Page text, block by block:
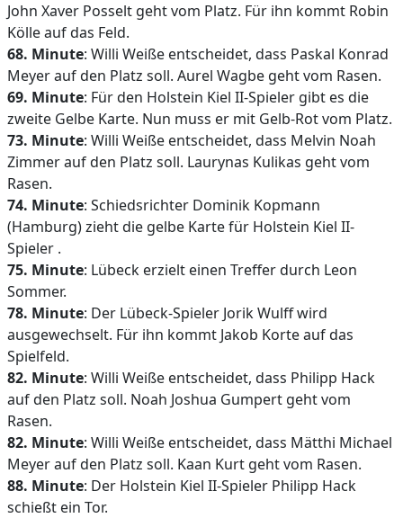
John Xaver Posselt geht vom Platz. Für ihn kommt Robin
Kölle auf das Feld.
68. Minute: Willi Weiße entscheidet, dass Paskal Konrad
Meyer auf den Platz soll. Aurel Wagbe geht vom Rasen.
69. Minute: Für den Holstein Kiel II-Spieler gibt es die
zweite Gelbe Karte. Nun muss er mit Gelb-Rot vom Platz.
73. Minute: Willi Weiße entscheidet, dass Melvin Noah
Zimmer auf den Platz soll. Laurynas Kulikas geht vom
Rasen.
74. Minute: Schiedsrichter Dominik Kopmann
(Hamburg) zieht die gelbe Karte für Holstein Kiel II-
Spieler .
75. Minute: Lübeck erzielt einen Treffer durch Leon
Sommer.
78. Minute: Der Lübeck-Spieler Jorik Wulff wird
ausgewechselt. Für ihn kommt Jakob Korte auf das
Spielfeld.
82. Minute: Willi Weiße entscheidet, dass Philipp Hack
auf den Platz soll. Noah Joshua Gumpert geht vom
Rasen.
82. Minute: Willi Weiße entscheidet, dass Mätthi Michael
Meyer auf den Platz soll. Kaan Kurt geht vom Rasen.
88. Minute: Der Holstein Kiel II-Spieler Philipp Hack
schießt ein Tor.